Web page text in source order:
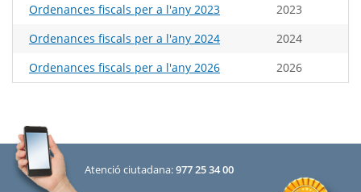
Ordenances fiscals per a l'any 2023
2023
Ordenances fiscals per a l'any 2024
2024
Ordenances fiscals per a l'any 2026
2026
Atenció ciutadana:977 25 34 00